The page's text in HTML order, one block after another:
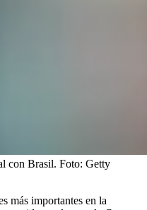
con Brasil. Foto: Getty
más importantes en la